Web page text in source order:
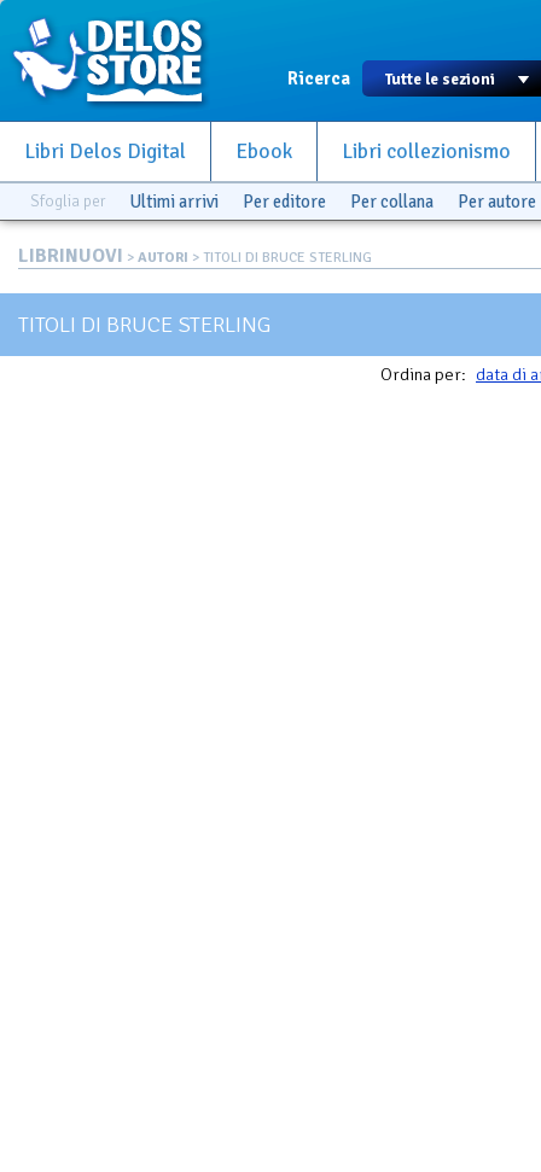
Ricerca
Libri Delos Digital Ebook Libri collezionismo
Sfoglia per Ultimi arrivi Per editore Per collana Per autore
LIBRINUOVI > AUTORI > TITOLI DI BRUCE STERLING
TITOLI DI BRUCE STERLING
Ordina per: data di